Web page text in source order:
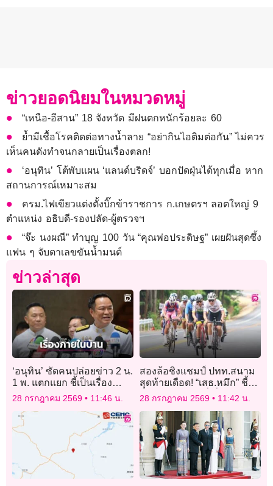
ข่าวยอดนิยมในหมวดหมู่
“เหนือ-อีสาน” 18 จังหวัด มีฝนตกหนักร้อยละ 60
ย้ำมีเชื้อโรคติดต่อทางน้ำลาย “อย่ากินไอติมต่อกัน” ไม่ควร
เห็นคนดังทำจนกลายเป็นเรื่องตลก!
‘อนุทิน’ โต้พับแผน ‘แลนด์บริดจ์’ บอกปัดฝุ่นได้ทุกเมื่อ หาก
สถานการณ์เหมาะสม
ครม.ไฟเขียวแต่งตั้งบิ๊กข้าราชการ ก.เกษตรฯ ลอตใหญ่ 9
ตำแหน่ง อธิบดี-รองปลัด-ผู้ตรวจฯ
“จ๊ะ นงผณี” ทำบุญ 100 วัน “คุณพ่อประดิษฐ” เผยฝันสุดซึ้ง
แฟน ๆ จับตาเลขขันน้ำมนต์
ข่าวล่าสุด
‘อนุทิน’ ซัดคนปล่อยข่าว 2 น.
1 พ. แตกแยก ชี้เป็นเรื่อง
ภายในบ้าน ไม่ใช่ธุระของ
28 กรกฎาคม 2569 11:46 น.
สองล้อชิงแชมป์ ปทท.สนาม
สุดท้ายเดือด! “เสธ.หมึก” ชี้นัก
ปั่นวัดแชมป์กันที่เขื่อนภูมิพล
คาดเงินสะพัดกระตุ้น
เศรษฐกิจ-ท่องเที่ยวตาก
28 กรกฎาคม 2569 11:42 น.